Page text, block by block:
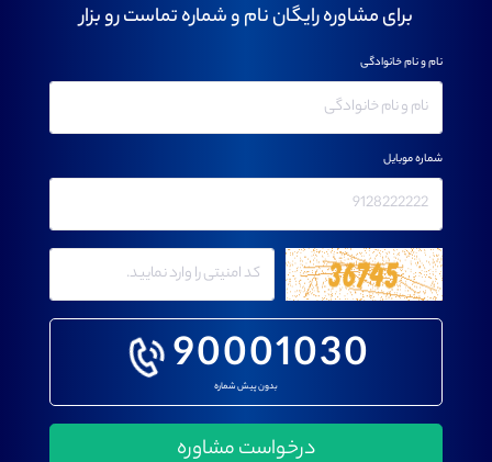
برای مشاوره رایگان نام و شماره تماست رو بزار
90001030
بدون پیش شماره
نام و نام خانوادگی
شماره موبایل